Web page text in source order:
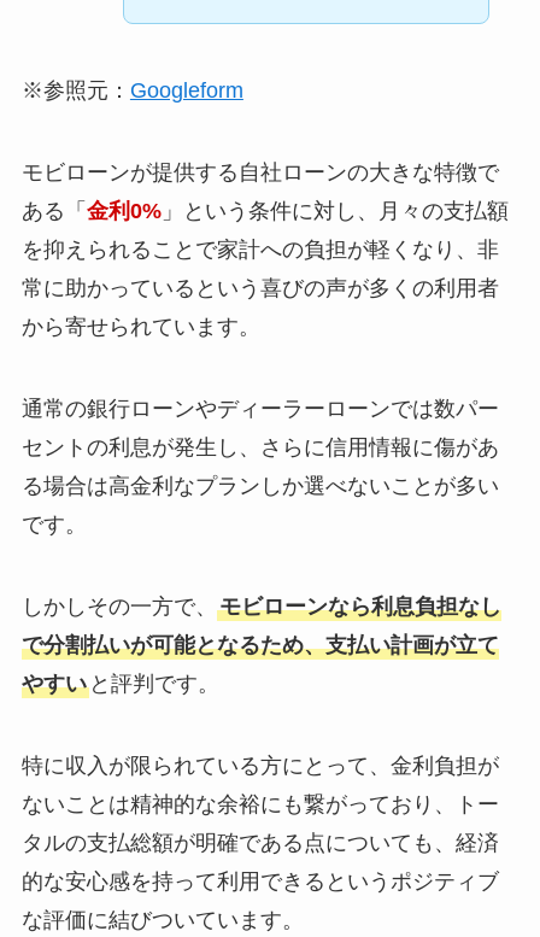
モビローンの審査について良
が早く、
待たされるストレスが少なか
ったところです。
入力項目もシンプルで、
便利でした。
現実的な基準で見てもらえて
いる印象があり、
身構えすぎずに申し込めまし
た。
安心感のある審査だと感じま
した。
一般的なカーローンの審査に
通りにくい方でも
比較的にスムーズに高い審査
通過率と
信用情報の回復が期待できる
欠品が少なく、補充も早い印
全体的に在庫管理がしっかり
していると感じました。
良かった点としては
もし希望の車種や年式、色な
どがある場合に
スタッフに詳細を伝えること
希望に近い車を探してくれる
ことです。
在庫は豊富で希望する車も在
庫の中にあり
スムーズな形で車を購入する
事が出来たので良かったで
す。
※参照元： Googleform
モビローンが提供する自社ローンの大きな特徴で
ある「 金利0%」という条件に対し、月々の支払額
を抑えられることで家計への負担が軽くなり、非
常に助かっているという喜びの声が多くの利用者
から寄せられています。
通常の銀行ローンやディーラーローンでは数パー
セントの利息が発生し、さらに信用情報に傷があ
る場合は高金利なプランしか選べないことが多い
です。
しかしその一方で、 モビローンなら利息負担なし
で分割払いが可能となるため、支払い計画が立て
やすいと評判です。
特に収入が限られている方にとって、金利負担が
ないことは精神的な余裕にも繋がっており、トー
タルの支払総額が明確である点についても、経済
的な安心感を持って利用できるというポジティブ
な評価に結びついています。